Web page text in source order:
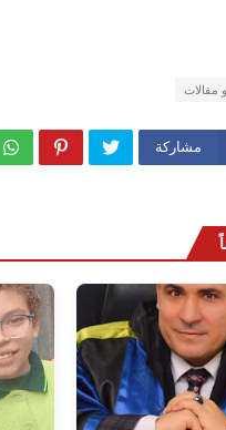
مقالات
مشاركة